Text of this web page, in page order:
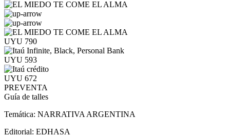
UYU 790
UYU 593
UYU 672
PREVENTA
Guía de talles
Temática: NARRATIVA ARGENTINA
Editorial: EDHASA